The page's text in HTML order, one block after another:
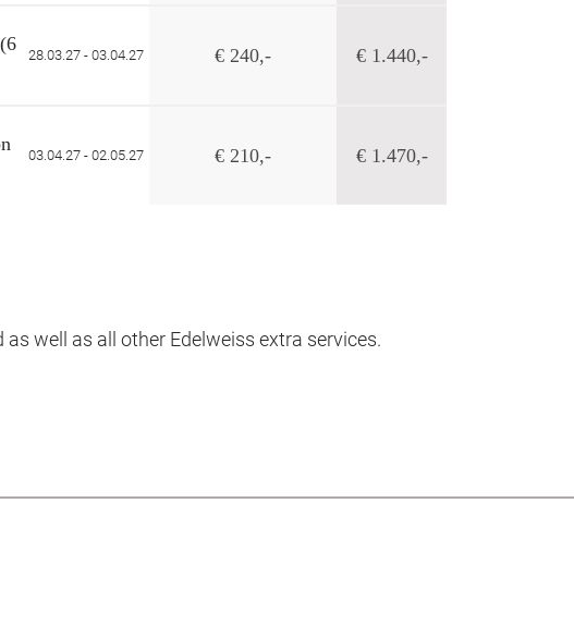
28.03.27 - 03.04.27 € 240,- € 1.440,-
03.04.27 - 02.05.27 € 210,- € 1.470,-
well as all other Edelweiss extra services.